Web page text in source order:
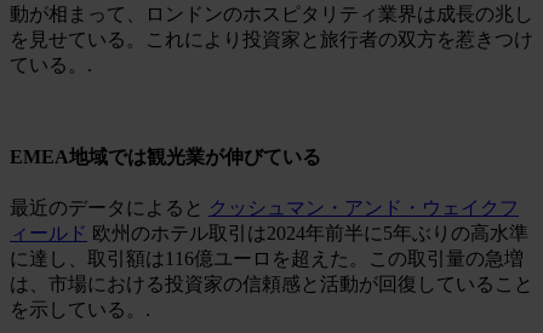
動が相まって、ロンドンのホスピタリティ業界は成長の兆し
を見せている。これにより投資家と旅行者の双方を惹きつけ
ている。.
EMEA地域では観光業が伸びている
最近のデータによると クッシュマン・アンド・ウェイクフ
ィールド 欧州のホテル取引は2024年前半に5年ぶりの高水準
に達し、取引額は116億ユーロを超えた。この取引量の急増
は、市場における投資家の信頼感と活動が回復していること
を示している。.